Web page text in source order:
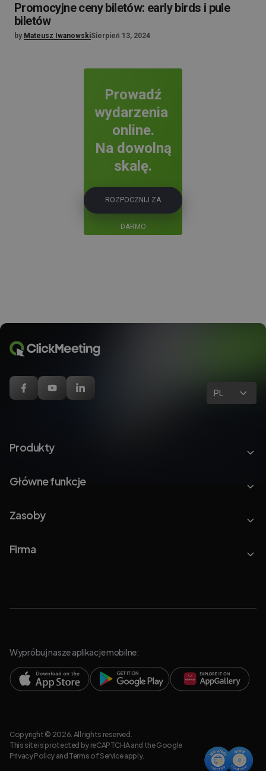
Promocyjne ceny biletów: early birds i pule
biletów
by Mateusz IwanowskiSierpień 13, 2024
Prowadź
wydarzenia
online.
Na dowolną
skalę.
ROZPOCZNIJ ZA
DARMO
PL
Produkty
Główne funkcje
Zasoby
Firma
Wypróbuj nasze aplikacje mobilne:
Copyright © 2026. All rights reserved.
This site is protected by reCAPTCHA and the Google
Privacy Policyand Terms of Serviceapply.